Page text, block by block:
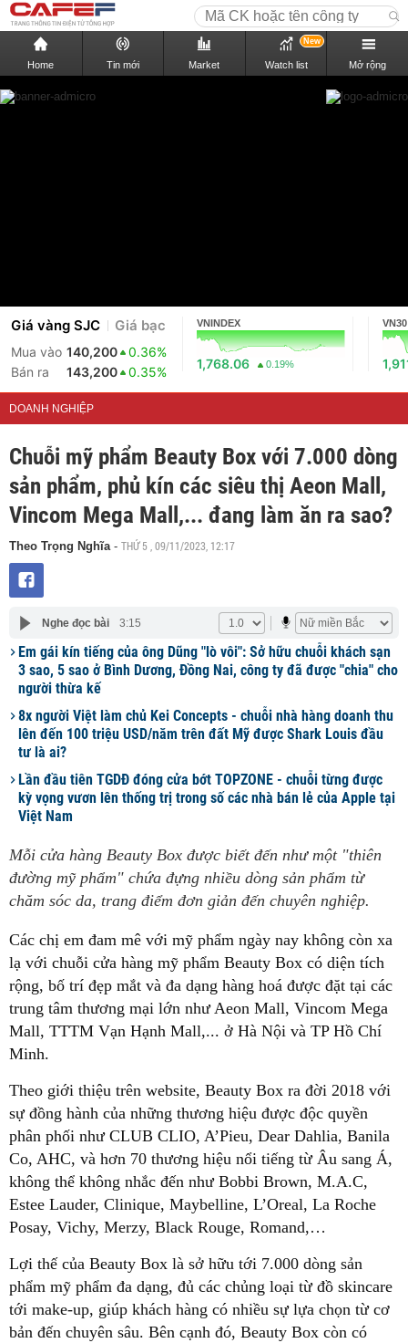
Home Tin mới Market Watch list
New
Mở rộng
Giá vàng SJC Giá bạc
Mua vào 140,200
0.36%
Bán ra
143,200 0.35%
VNINDEX
1,768.06 0.19%
VN30
DOANH NGHIỆP
Chuỗi mỹ phẩm Beauty Box với 7.000 dòng
sản phẩm, phủ kín các siêu thị Aeon Mall,
Vincom Mega Mall,... đang làm ăn ra sao?
Theo Trọng Nghĩa - THỨ 5 , 09/11/2023, 12:17
Nghe đọc bài 3:15
Em gái kín tiếng của ông Dũng "lò vôi": Sở hữu chuỗi khách sạn
3 sao, 5 sao ở Bình Dương, Đồng Nai, công ty đã được "chia" cho
người thừa kế
8x người Việt làm chủ Kei Concepts - chuỗi nhà hàng doanh thu
lên đến 100 triệu USD/năm trên đất Mỹ được Shark Louis đầu
tư là ai?
Lần đầu tiên TGDĐ đóng cửa bớt TOPZONE - chuỗi từng được
kỳ vọng vươn lên thống trị trong số các nhà bán lẻ của Apple tại
Việt Nam
Mỗi cửa hàng Beauty Box được biết đến như một "thiên
đường mỹ phẩm" chứa đựng nhiều dòng sản phẩm từ
chăm sóc da, trang điểm đơn giản đến chuyên nghiệp.
Các chị em đam mê với mỹ phẩm ngày nay không còn xa
lạ với chuỗi cửa hàng mỹ phẩm Beauty Box có diện tích
rộng, bố trí đẹp mắt và đa dạng hàng hoá được đặt tại các
trung tâm thương mại lớn như Aeon Mall, Vincom Mega
Mall, TTTM Vạn Hạnh Mall,... ở Hà Nội và TP Hồ Chí
Minh.
Theo giới thiệu trên website, Beauty Box ra đời 2018 với
sự đồng hành của những thương hiệu được độc quyền
phân phối như CLUB CLIO, A’Pieu, Dear Dahlia, Banila
Co, AHC, và hơn 70 thương hiệu nổi tiếng từ Âu sang Á,
không thể không nhắc đến như Bobbi Brown, M.A.C,
Estee Lauder, Clinique, Maybelline, L’Oreal, La Roche
Posay, Vichy, Merzy, Black Rouge, Romand,…
Lợi thế của Beauty Box là sở hữu tới 7.000 dòng sản
phẩm mỹ phẩm đa dạng, đủ các chủng loại từ đồ skincare
tới make-up, giúp khách hàng có nhiều sự lựa chọn từ cơ
bản đến chuyên sâu. Bên cạnh đó, Beauty Box còn có